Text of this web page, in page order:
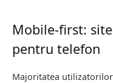
Mobile-first:
pentru telefon
Majoritatea